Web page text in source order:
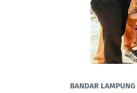
BANDAR LAMPUNG